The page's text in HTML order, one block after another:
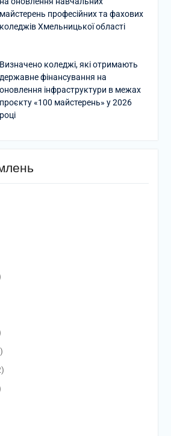
майстерень професійних та фахових
коледжів Хмельницької області
Визначено коледжі, які отримають
державне фінансування на
оновлення інфраструктури в межах
проєкту «100 майстерень» у 2026
році